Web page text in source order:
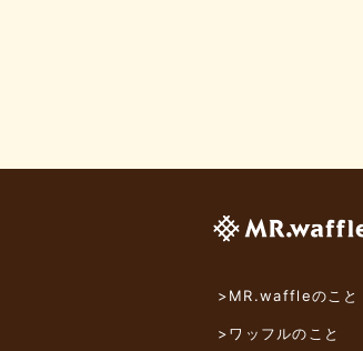
>MR.waffleのこと
>ワッフルのこと